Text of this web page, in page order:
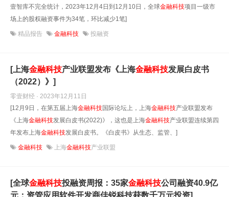
壹智库不完全统计，2023年12月4日到12月10日，全球金融科技项目一级市
场上的股权融资事件为34笔，环比减少1笔]
精品报告 金融科技 投融资
[上海金融科技产业联盟发布《上海金融科技发展白皮书
（2022）》]
零壹财经 · 2023年12月11日
[12月9日，在第五届上海金融科技国际论坛上，上海金融科技产业联盟发布
《上海金融科技发展白皮书(2022)》，这也是上海金融科技产业联盟连续第四
年发布上海金融科技发展白皮书。《白皮书》从生态、监管、]
金融科技 上海金融科技产业联盟
[全球金融科技投融资周报：35家金融科技公司融资40.9亿
元；资管应用软件开发商佳锐科技获数千万元投资]